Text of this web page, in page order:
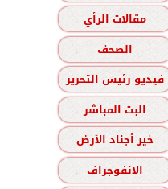
مقالات الرأي
الصحف
فيديو رئيس التحرير
البث المباشر
خير أجناد الأرض
الانفوجراف